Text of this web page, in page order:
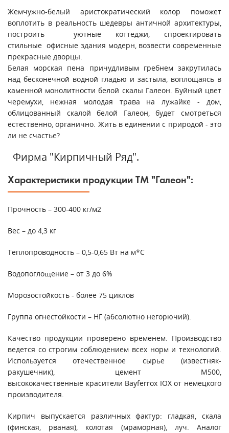
Жемчужно-белый аристократический колор поможет
воплотить в реальность шедевры античной архитектуры,
построить уютные коттеджи, спроектировать
стильные офисные здания модерн, возвести современные
прекрасные дворцы.
Белая морская пена причудливым гребнем закрутилась
над бесконечной водной гладью и застыла, воплощаясь в
каменной монолитности белой скалы Галеон. Буйный цвет
черемухи, нежная молодая трава на лужайке - дом,
облицованный скалой белой Галеон, будет смотреться
естественно, органично. Жить в единении с природой - это
ли не счастье?
Фирма "Кирпичный Ряд".
Характеристики продукции ТМ "Галеон":
Прочность – 300-400 кг/м2
Вес – до 4,3 кг
Теплопроводность – 0,5-0,65 Вт на м*С
Водопоглощение – от 3 до 6%
Морозостойкость - более 75 циклов
Группа огнестойкости – НГ (абсолютно негорючий).
Качество продукции проверено временем. Производство
ведется со строгим соблюдением всех норм и технологий.
Используется отечественное сырье (известняк-
ракушечник), цемент М500,
высококачественные красители Bayferrox IOX от немецкого
производителя.
Кирпич выпускается различных фактур: гладкая, скала
(финская, рваная), колотая (мраморная), луч. Аналог